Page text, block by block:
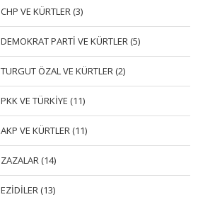
CHP VE KÜRTLER (3)
DEMOKRAT PARTI VE KÜRTLER (5)
TURGUT ÖZAL VE KÜRTLER (2)
PKK VE TÜRKIYE (11)
AKP VE KÜRTLER (11)
ZAZALAR (14)
EZIDILER (13)